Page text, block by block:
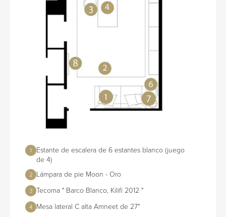
1
Estante de escalera de 6 estantes blanco (juego
de 4)
2 Lámpara de pie Moon - Oro
3 Tecoma " Barco Blanco, Kilifi 2012 "
4 Mesa lateral C alta Amneet de 27"